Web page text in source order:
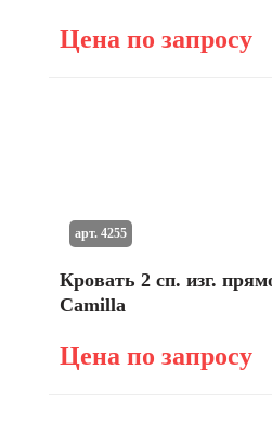
Цена по запросу
Кровать 2 сп. изг.
Camilla
Цена по запросу
арт. 4255